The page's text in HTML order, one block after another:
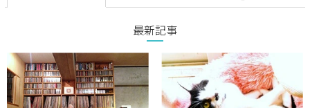
最新記事